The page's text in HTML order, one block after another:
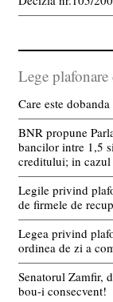
Lege
Care este
BNR propune
bancilor intre 1,5
creditului; in
Legile privind
de firmele de
Legea privind
ordinea de zi a
Senatorul Zamfir,
bou-i consecvent!